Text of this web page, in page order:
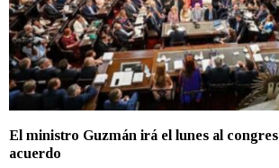
El ministro Guzmán irá el lunes al
acuerdo